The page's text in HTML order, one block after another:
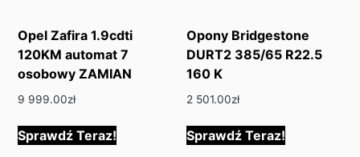
Opel Zafira 1.9cdti
120KM automat 7
osobowy ZAMIAN
9 999.00zł
Sprawdź Teraz!
Opony Bridgestone
DURT2 385/65 R22.5
160 K
2 501.00zł
Sprawdź Teraz!